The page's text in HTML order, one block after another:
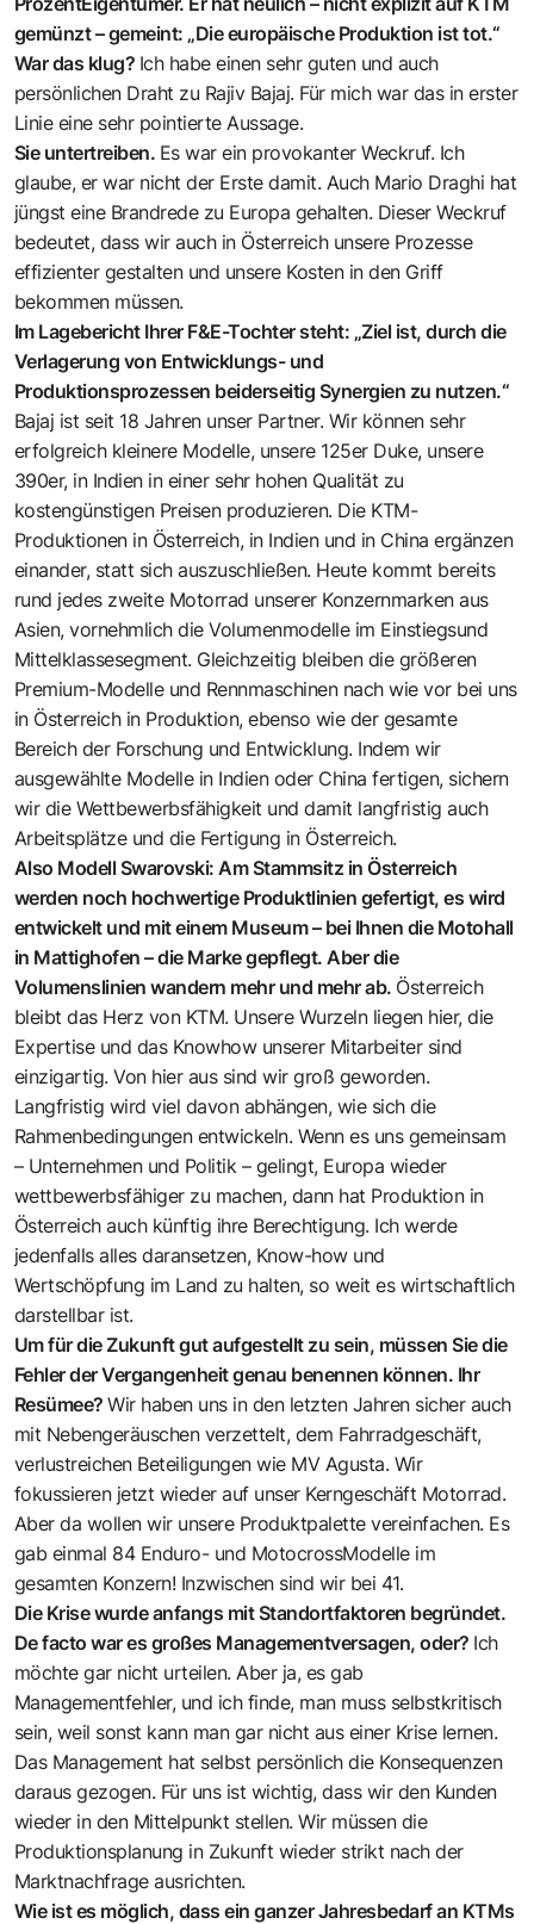
gemünzt – gemeint: „Die europäische Produktion ist tot.“
War das klug? Ich habe einen sehr guten und auch
persönlichen Draht zu Rajiv Bajaj. Für mich war das in erster
Linie eine sehr pointierte Aussage.
Sie untertreiben. Es war ein provokanter Weckruf. Ich
glaube, er war nicht der Erste damit. Auch Mario Draghi hat
jüngst eine Brandrede zu Europa gehalten. Dieser Weckruf
bedeutet, dass wir auch in Österreich unsere Prozesse
effizienter gestalten und unsere Kosten in den Griff
bekommen müssen.
Im Lagebericht Ihrer F&E-Tochter steht: „Ziel ist, durch die
Verlagerung von Entwicklungs- und
Produktionsprozessen beiderseitig Synergien zu nutzen.“
Bajaj ist seit 18 Jahren unser Partner. Wir können sehr
erfolgreich kleinere Modelle, unsere 125er Duke, unsere
390er, in Indien in einer sehr hohen Qualität zu
kostengünstigen Preisen produzieren. Die KTM-
Produktionen in Österreich, in Indien und in China ergänzen
einander, statt sich auszuschließen. Heute kommt bereits
rund jedes zweite Motorrad unserer Konzernmarken aus
Asien, vornehmlich die Volumenmodelle im Einstiegsund
Mittelklassesegment. Gleichzeitig bleiben die größeren
Premium-Modelle und Rennmaschinen nach wie vor bei uns
in Österreich in Produktion, ebenso wie der gesamte
Bereich der Forschung und Entwicklung. Indem wir
ausgewählte Modelle in Indien oder China fertigen, sichern
wir die Wettbewerbsfähigkeit und damit langfristig auch
Arbeitsplätze und die Fertigung in Österreich.
Also Modell Swarovski: Am Stammsitz in Österreich
werden noch hochwertige Produktlinien gefertigt, es wird
entwickelt und mit einem Museum – bei Ihnen die Motohall
in Mattighofen – die Marke gepflegt. Aber die
Volumenslinien wandern mehr und mehr ab. Österreich
bleibt das Herz von KTM. Unsere Wurzeln liegen hier, die
Expertise und das Knowhow unserer Mitarbeiter sind
einzigartig. Von hier aus sind wir groß geworden.
Langfristig wird viel davon abhängen, wie sich die
Rahmenbedingungen entwickeln. Wenn es uns gemeinsam
– Unternehmen und Politik – gelingt, Europa wieder
wettbewerbsfähiger zu machen, dann hat Produktion in
Österreich auch künftig ihre Berechtigung. Ich werde
jedenfalls alles daransetzen, Know-how und
Wertschöpfung im Land zu halten, so weit es wirtschaftlich
darstellbar ist.
Um für die Zukunft gut aufgestellt zu sein, müssen Sie die
Fehler der Vergangenheit genau benennen können. Ihr
Resümee?Wir haben uns in den letzten Jahren sicher auch
mit Nebengeräuschen verzettelt, dem Fahrradgeschäft,
verlustreichen Beteiligungen wie MV Agusta. Wir
fokussieren jetzt wieder auf unser Kerngeschäft Motorrad.
Aber da wollen wir unsere Produktpalette vereinfachen. Es
gab einmal 84 Enduro- und MotocrossModelle im
gesamten Konzern! Inzwischen sind wir bei 41.
Die Krise wurde anfangs mit Standortfaktoren begründet.
De facto war es großes Managementversagen, oder? Ich
möchte gar nicht urteilen. Aber ja, es gab
Managementfehler, und ich finde, man muss selbstkritisch
sein, weil sonst kann man gar nicht aus einer Krise lernen.
Das Management hat selbst persönlich die Konsequenzen
daraus gezogen. Für uns ist wichtig, dass wir den Kunden
wieder in den Mittelpunkt stellen. Wir müssen die
Produktionsplanung in Zukunft wieder strikt nach der
Marktnachfrage ausrichten.
Wie ist es möglich, dass ein ganzer Jahresbedarf an KTMs